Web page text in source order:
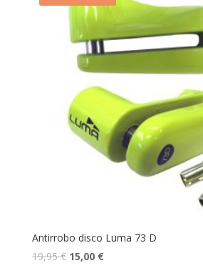
Antirrobo disco Luma 73 D
19,95€ 15,00 €